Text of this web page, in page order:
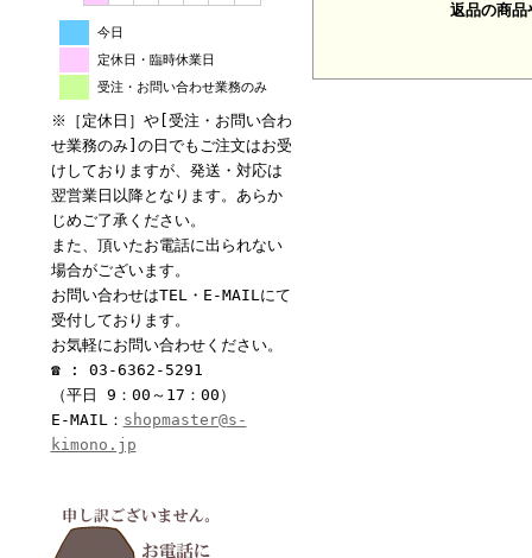
今日
定休日・臨時休業日
受注・お問い合わせ業務のみ
※［定休日］や[受注・お問い合わ
せ業務のみ]の日でもご注文はお受
けしておりますが、発送・対応は
翌営業日以降となります。あらか
じめご了承ください。
また、頂いたお電話に出られない
場合がございます。
お問い合わせはTEL・E-MAILにて
受付しております。
お気軽にお問い合わせください。
☎ : 03-6362-5291
（平日 9：00～17：00）
E-MAIL： shopmaster@s-
kimono.jp
返品の商品